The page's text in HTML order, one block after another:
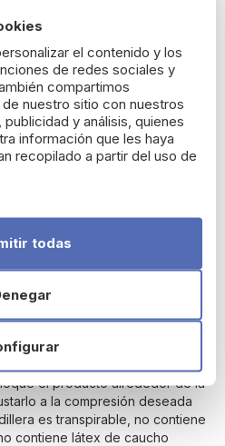
Rotula Abierta
de la rodillera
y Ajustable?
y una excelente capacidad
a su secado rápido, lo cual se
materiales de alto rendimiento.
de compresión para mayor
el producto alrededor de la
a la compresión deseada
es transpirable, no contiene
contiene látex de caucho
el contenido y los
de redes sociales y
compartimos
nuestro sitio con nuestros
y análisis, quienes
información que les haya
recopilado a partir del uso de
todas